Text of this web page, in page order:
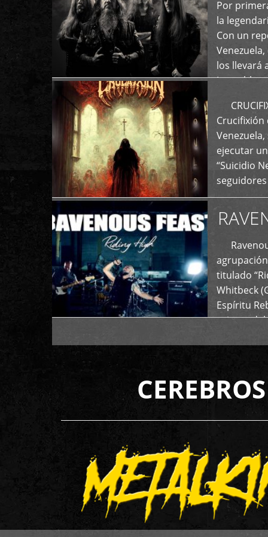
Por
la
Con un
los llevará
La
Crucifixión
ejecutar
“Suicidio
+
titulado
Whitbeck
Espíritu
oriente